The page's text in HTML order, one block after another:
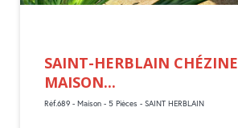
SAINT-HERBLAIN CHÉZINE
MAISON...
Réf.689 - Maison - 5 Pièces - SAINT HERBLAIN